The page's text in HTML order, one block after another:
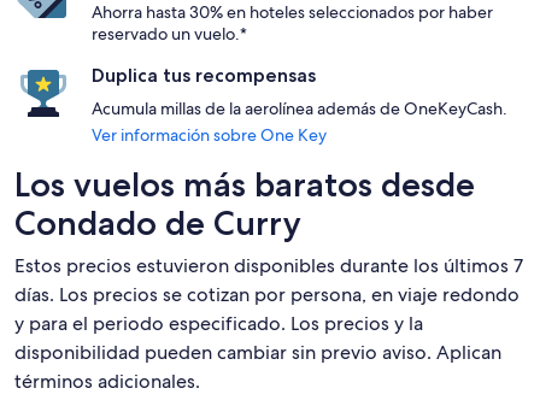
Ahorra hasta 30% en hoteles seleccionados por haber
reservado un vuelo.*
Duplica tus recompensas
Acumula millas de la aerolínea además de OneKeyCash.
Ver información sobre One Key
Los vuelos más baratos desde
Condado de Curry
Estos precios estuvieron disponibles durante los últimos 7
días. Los precios se cotizan por persona, en viaje redondo
y para el periodo especificado. Los precios y la
disponibilidad pueden cambiar sin previo aviso. Aplican
términos adicionales.